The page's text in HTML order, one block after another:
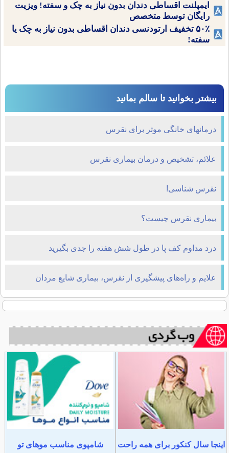
ایمپلنت اقساطی دندان بدون نیاز به چک و سفته! ویزیت
رایگان توسط متخصص
۵۰٪ تخفیف ارتودنسی دندان اقساطی بدون نیاز به چک یا
سفته!
بیشتر بخوانید تا سالم بمانید
درمانهای خانگی موثر برای نقرس
علائم، تشخیص و درمان بیماری نقرس
نقرس شناسی!
بیماری نقرس چیست؟
درد مداوم کف پا در طول شش هفته را جدی بگیرید
علایم و راه‌های پیشگیری از نقرس، بیماری شایع مردان
اینجا سال کنکور برای همه راحت
شامپوی مناسب موهای تو